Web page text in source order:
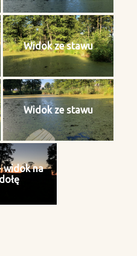
Widok ze stawu
Widok ze stawu
widok na